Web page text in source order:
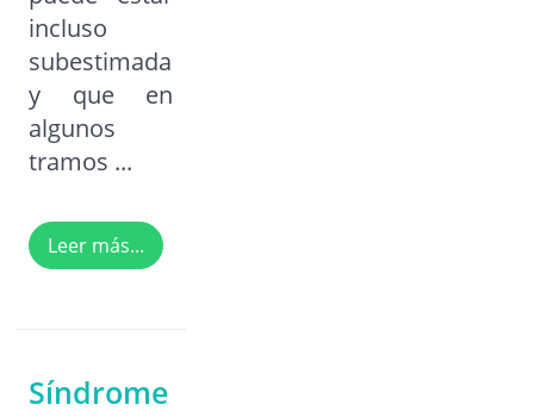
incluso
subestimada
y que en
algunos
tramos ...
Leer más...
Síndrome